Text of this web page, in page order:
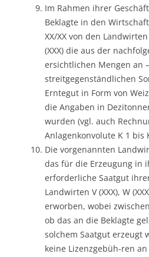
Im Rahmen ihrer
Beklagte in den
XX/XX von den Landwirten
(XXX) die aus der
ersichtlichen Mengen an
streitgegenständlichen
Erntegut in Form von
die Angaben in
wurden (vgl. auch
Anlagenkonvolute K 1 bis
Die vorgenannten
das für die Erzeugung in
erforderliche Saatgut
Landwirten V (XXX), W
erworben, wobei
ob das an die Beklagte
solchem Saatgut erzeugt
keine Lizenzgebüh-ren